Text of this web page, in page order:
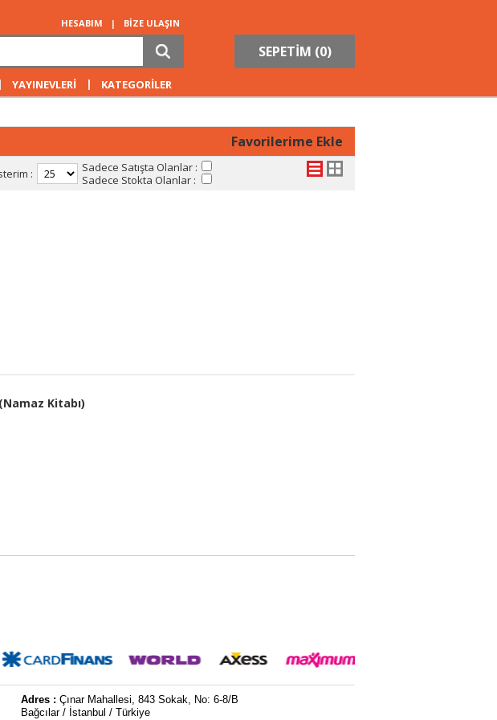
HESABIM | BİZE ULAŞIN
SEPETİM (0)
| YAYINEVLERİ | KATEGORİLER
Favorilerime Ekle
:
Sadece Satışta Olanlar :
Sadece Stokta Olanlar :
Kitabı)
Adres :Çınar Mahallesi, 843 Sokak, No: 6-8/B
Bağcılar / İstanbul / Türkiye